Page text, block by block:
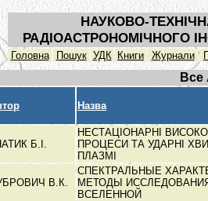
НАУКОВО-
РАДІОАСТРОНОМІЧНОГО
Головна Пошук УДК Книги Журнали
Все
Назва
Б.І.
НЕСТАЦІОНАРНІ
ПРОЦЕСИ ТА УДАРНІ
ПЛАЗМІ
В.К.
СПЕКТРАЛЬНЫЕ
МЕТОДЫ
ВСЕЛЕННОЙ